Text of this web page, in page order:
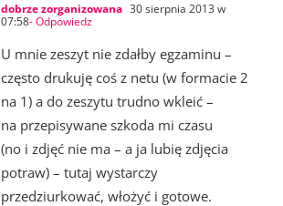
dobrze zorganizowana 30 sierpnia 2013 w
07:58- Odpowiedz
U mnie zeszyt nie zdałby egzaminu –
często drukuję coś z netu (w formacie 2
na 1) a do zeszytu trudno wkleić –
na przepisywane szkoda mi czasu
(no i zdjęć nie ma – a ja lubię zdjęcia
potraw) – tutaj wystarczy
przedziurkować, włożyć i gotowe.